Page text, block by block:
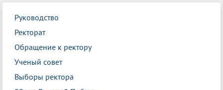
Руководство
Ректорат
Обращение к ректору
Ученый совет
Выборы ректора